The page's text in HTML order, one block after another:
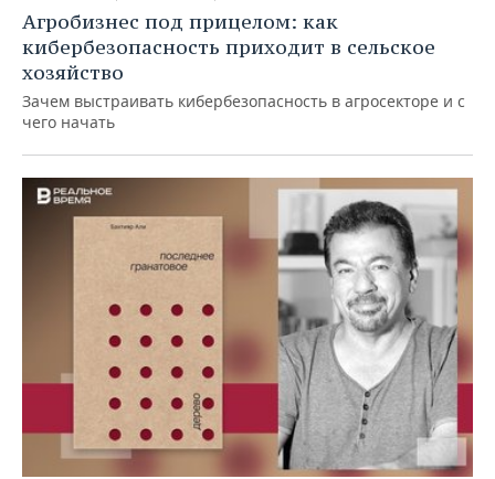
Агробизнес под прицелом: как
кибербезопасность приходит в сельское
хозяйство
Зачем выстраивать кибербезопасность в агросекторе и с
чего начать